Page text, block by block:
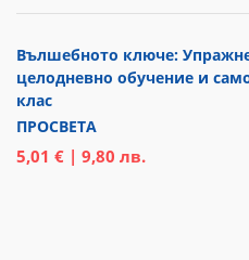
Вълшебното ключе:
целодневно обучение и
клас
ПРОСВЕТА
5,01 € | 9,80 лв.